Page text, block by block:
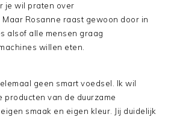
je wil praten over
Rosanne raast gewoon door in
alsof alle mensen graag
willen eten.
geen smart voedsel. Ik wil
producten van de duurzame
smaak en eigen kleur. Jij duidelijk